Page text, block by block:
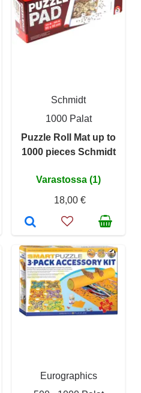
Schmidt
1000 Palat
Puzzle Roll Mat up to
1000 pieces Schmidt
Varastossa (1)
18,00 €
Eurographics